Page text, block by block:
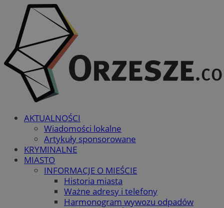
AKTUALNOŚCI
Wiadomości lokalne
Artykuły sponsorowane
KRYMINALNE
MIASTO
INFORMACJE O MIEŚCIE
Historia miasta
Ważne adresy i telefony
Harmonogram wywozu odpadów